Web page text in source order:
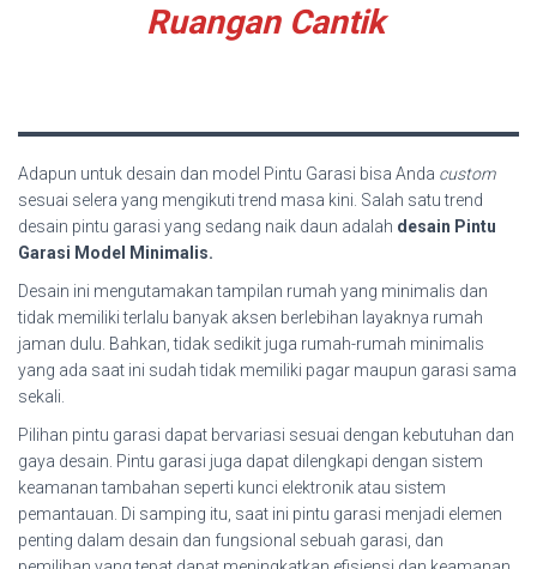
Ruangan Cantik
Adapun untuk desain dan model Pintu Garasi bisa Anda custom
sesuai selera yang mengikuti trend masa kini. Salah satu trend
desain pintu garasi yang sedang naik daun adalah desain Pintu
Garasi Model Minimalis.
Desain ini mengutamakan tampilan rumah yang minimalis dan
tidak memiliki terlalu banyak aksen berlebihan layaknya rumah
jaman dulu. Bahkan, tidak sedikit juga rumah-rumah minimalis
yang ada saat ini sudah tidak memiliki pagar maupun garasi sama
sekali.
Pilihan pintu garasi dapat bervariasi sesuai dengan kebutuhan dan
gaya desain. Pintu garasi juga dapat dilengkapi dengan sistem
keamanan tambahan seperti kunci elektronik atau sistem
pemantauan. Di samping itu, saat ini pintu garasi menjadi elemen
penting dalam desain dan fungsional sebuah garasi, dan